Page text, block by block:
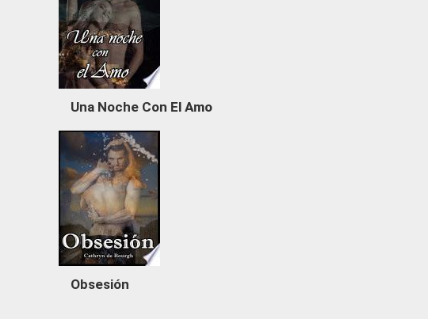
Una Noche Con El Amo
Obsesión